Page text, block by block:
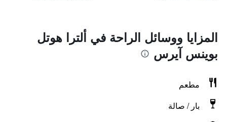
المزايا ووسائل الراحة في ألترا هوتل
بوينس آيرس
مطعم
بار / صالة